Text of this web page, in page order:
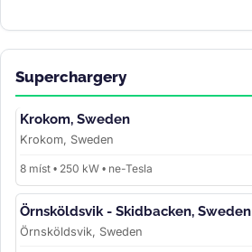
Superchargery
Krokom, Sweden
Krokom, Sweden
8 míst • 250 kW • ne-Tesla
Örnsköldsvik - Skidbacken, Sweden
Örnsköldsvik, Sweden